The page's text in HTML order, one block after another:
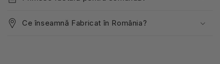
Ce înseamnă Fabricat în România?